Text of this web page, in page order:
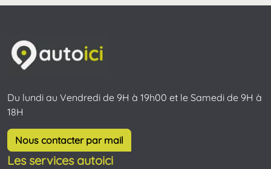
Du lundi au Vendredi de 9H à 19h00 et le Samedi de 9H à
18H
Nous contacter par mail
Les services autoici